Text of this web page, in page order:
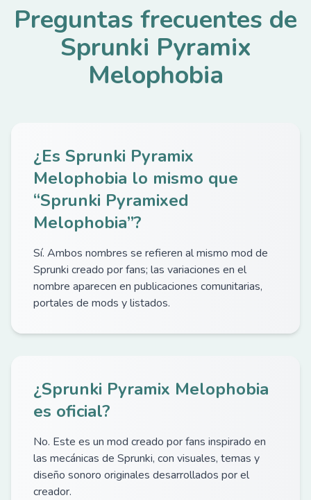
Preguntas frecuentes de
Sprunki Pyramix
Melophobia
¿Es Sprunki Pyramix
Melophobia lo mismo que
“Sprunki Pyramixed
Melophobia”?
Sí. Ambos nombres se refieren al mismo mod de
Sprunki creado por fans; las variaciones en el
nombre aparecen en publicaciones comunitarias,
portales de mods y listados.
¿Sprunki Pyramix Melophobia
es oficial?
No. Este es un mod creado por fans inspirado en
las mecánicas de Sprunki, con visuales, temas y
diseño sonoro originales desarrollados por el
creador.